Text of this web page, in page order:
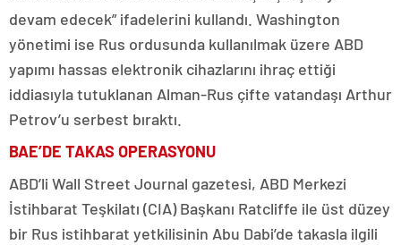
devam edecek” ifadelerini kullandı. Washington
yönetimi ise Rus ordusunda kullanılmak üzere ABD
yapımı hassas elektronik cihazlarını ihraç ettiği
iddiasıyla tutuklanan Alman-Rus çifte vatandaşı Arthur
Petrov’u serbest bıraktı.
BAE’DE TAKAS OPERASYONU
ABD’li Wall Street Journal gazetesi, ABD Merkezi
İstihbarat Teşkilatı (CIA) Başkanı Ratcliffe ile üst düzey
bir Rus istihbarat yetkilisinin Abu Dabi’de takasla ilgili